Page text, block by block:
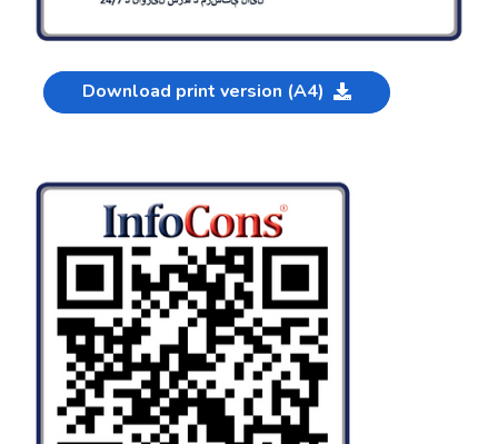
Download print version (A4)